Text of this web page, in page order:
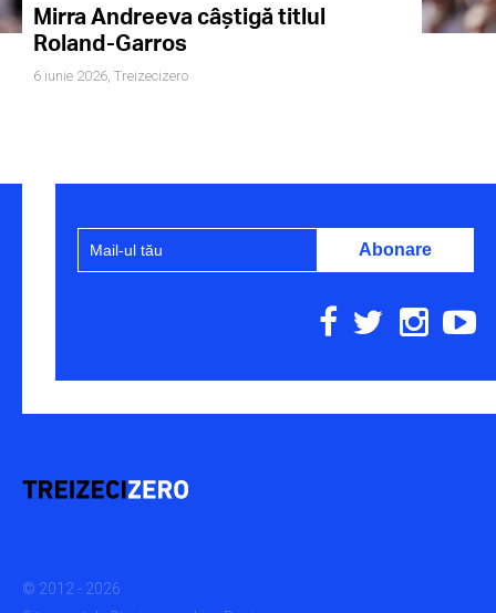
Mirra Andreeva câștigă titlul
Roland-Garros
6 iunie 2026, Treizecizero
© 2012 - 2026